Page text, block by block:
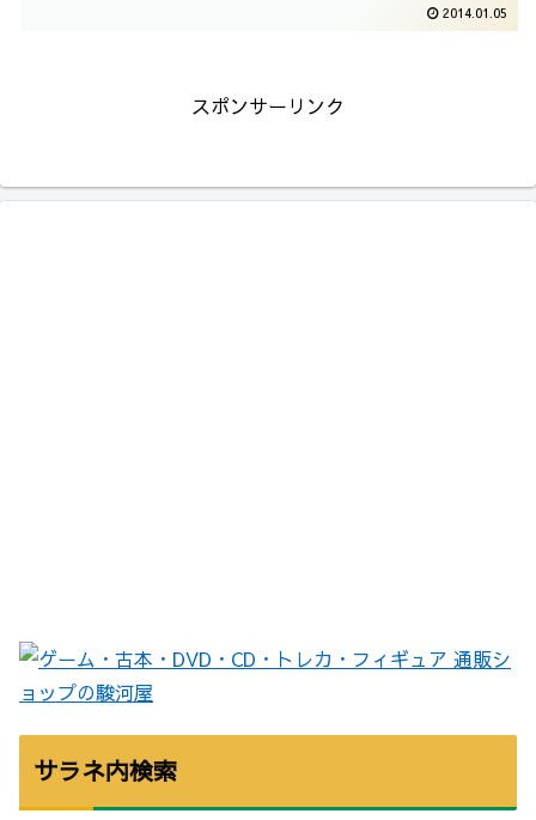
2014.01.05
スポンサーリンク
サラネ内検索